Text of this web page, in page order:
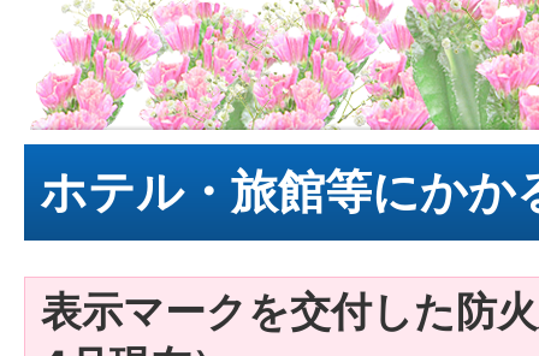
ホテル・旅館等にかか
表示マークを交付した防